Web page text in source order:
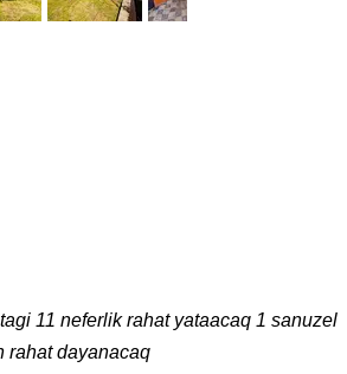
11 neferlik rahat yataacaq 1 sanuzel
rahat dayanacaq